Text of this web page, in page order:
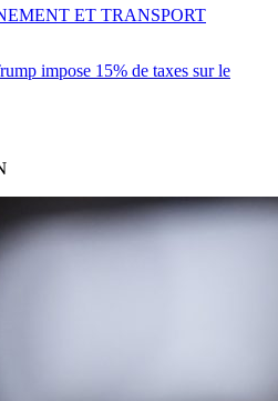
impose 15% de taxes sur le
ET TRANSPORT